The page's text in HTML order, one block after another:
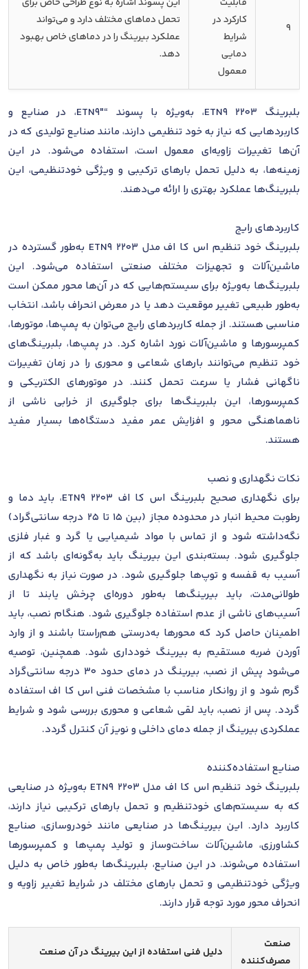
9
کارکرد در
شرایط
دمایی
معمول
تحمل دماهای مختلف دارد و می‌تواند
عملکرد بیرینگ را در دماهای خاص بهبود
دهد.
بلبرینگ 2203 ETN9، به‌ویژه با پسوند “ETN9″، در صنایع و
کاربردهایی که نیاز به خود تنظیمی دارند، مانند صنایع تولیدی که در
آن‌ها تغییرات زاویه‌ای معمول است، استفاده می‌شود. در این
زمینه‌ها، به دلیل تحمل بارهای ترکیبی و ویژگی خودتنظیمی، این
بلبرینگ‌ها عملکرد بهتری را ارائه می‌دهند.
کاربردهای رایج
بلبرینگ خود تنظیم اس کا اف مدل 2203 ETN9 به‌طور گسترده در
ماشین‌آلات و تجهیزات مختلف صنعتی استفاده می‌شود. این
بلبرینگ‌ها به‌ویژه برای سیستم‌هایی که در آن‌ها محور ممکن است
به‌طور طبیعی تغییر موقعیت دهد یا در معرض انحراف باشد، انتخاب
مناسبی هستند. از جمله کاربردهای رایج می‌توان به پمپ‌ها، موتورها،
کمپرسورها و ماشین‌آلات نورد اشاره کرد. در پمپ‌ها، بلبرینگ‌های
خود تنظیم می‌توانند بارهای شعاعی و محوری را در زمان تغییرات
ناگهانی فشار یا سرعت تحمل کنند. در موتورهای الکتریکی و
کمپرسورها، این بلبرینگ‌ها برای جلوگیری از خرابی ناشی از
ناهماهنگی محور و افزایش عمر مفید دستگاه‌ها بسیار مفید
هستند.
نکات نگهداری و نصب
برای نگهداری صحیح بلبرینگ اس کا اف 2203 ETN9، باید دما و
رطوبت محیط انبار در محدوده مجاز (بین 15 تا 25 درجه سانتی‌گراد)
نگه‌داشته شود و از تماس با مواد شیمیایی یا گرد و غبار فلزی
جلوگیری شود. بسته‌بندی این بیرینگ باید به‌گونه‌ای باشد که از
آسیب به قفسه و توپ‌ها جلوگیری شود. در صورت نیاز به نگهداری
طولانی‌مدت، باید بیرینگ‌ها به‌طور دوره‌ای چرخش یابند تا از
آسیب‌های ناشی از عدم استفاده جلوگیری شود. هنگام نصب، باید
اطمینان حاصل کرد که محورها به‌درستی هم‌راستا باشند و از وارد
آوردن ضربه مستقیم به بیرینگ خودداری شود. همچنین، توصیه
می‌شود پیش از نصب، بیرینگ در دمای حدود 30 درجه سانتی‌گراد
گرم شود و از روانکار مناسب با مشخصات فنی اس کا اف استفاده
گردد. پس از نصب، باید لقی شعاعی و محوری بررسی شود و شرایط
عملکردی بیرینگ از جمله دمای داخلی و نویز آن کنترل گردد.
صنایع استفاده‌کننده
بلبرینگ خود تنظیم اس کا اف مدل 2203 ETN9 به‌ویژه در صنایعی
که به سیستم‌های خودتنظیم و تحمل بارهای ترکیبی نیاز دارند،
کاربرد دارد. این بیرینگ‌ها در صنایعی مانند خودروسازی، صنایع
کشاورزی، ماشین‌آلات ساخت‌وساز و تولید پمپ‌ها و کمپرسورها
استفاده می‌شوند. در این صنایع، بلبرینگ‌ها به‌طور خاص به دلیل
ویژگی خودتنظیمی و تحمل بارهای مختلف در شرایط تغییر زاویه و
انحراف محور مورد توجه قرار دارند.
صنعت
مصرف‌کننده
دلیل فنی استفاده از این بیرینگ در آن صنعت